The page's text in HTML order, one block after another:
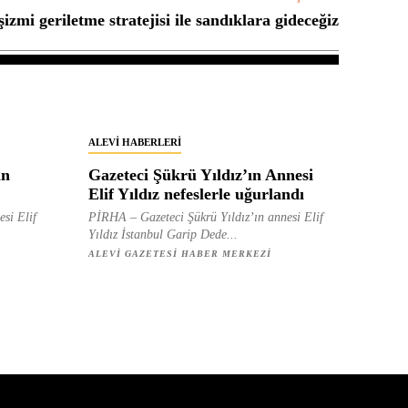
geriletme stratejisi ile sandıklara gideceğiz
Elif
ALEVI HABERLERI
Gazeteci Şükrü Yıldız’ın Annesi
Elif Yıldız nefeslerle uğurlandı
PİRHA – Gazeteci Şükrü Yıldız’ın annesi Elif
Yıldız İstanbul Garip Dede...
ALEVI GAZETESI HABER MERKEZI